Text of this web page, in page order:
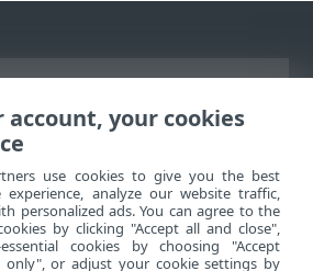
Tudásbázis
ESET Fórum
account, your cookies
use cookies to give you the best
experience, analyze our website traffic,
personalized ads. You can agree to the
by clicking "Accept all and close",
cookies by choosing "Accept
only", or adjust your cookie settings by